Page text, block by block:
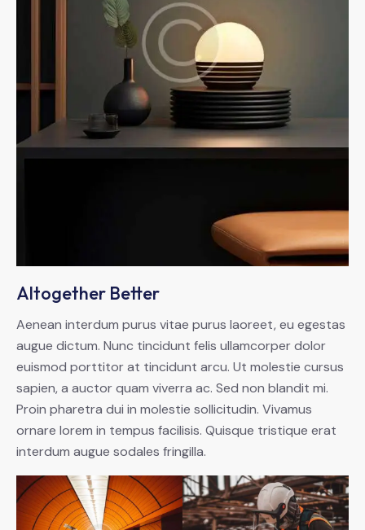
Altogether Better
Aenean interdum purus vitae purus laoreet, eu egestas
augue dictum. Nunc tincidunt felis ullamcorper dolor
euismod porttitor at tincidunt arcu. Ut molestie cursus
sapien, a auctor quam viverra ac. Sed non blandit mi.
Proin pharetra dui in molestie sollicitudin. Vivamus
ornare lorem in tempus facilisis. Quisque tristique erat
interdum augue sodales fringilla.